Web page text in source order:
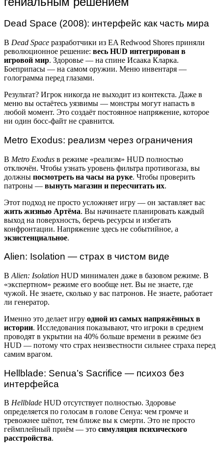
Dead Space (2008): интерфейс как часть мира
В Dead Space разработчики из EA Redwood Shores приняли
революционное решение: весь HUD интегрирован в
игровой мир. Здоровье — на спине Исаака Кларка.
Боеприпасы — на самом оружии. Меню инвентаря —
голограмма перед глазами.
Результат? Игрок никогда не выходит из контекста. Даже в
меню вы остаётесь уязвимы — монстры могут напасть в
любой момент. Это создаёт постоянное напряжение, которое
ни один босс-файт не сравнится.
Metro Exodus: реализм через ограничения
В Metro Exodus в режиме «реализм» HUD полностью
отключён. Чтобы узнать уровень фильтра противогаза, вы
должны посмотреть на часы на руке. Чтобы проверить
патроны — вынуть магазин и пересчитать их.
Этот подход не просто усложняет игру — он заставляет вас
жить жизнью Артёма. Вы начинаете планировать каждый
выход на поверхность, беречь ресурсы и избегать
конфронтации. Напряжение здесь не событийное, а
экзистенциальное.
Alien: Isolation — страх в чистом виде
В Alien: Isolation HUD минимален даже в базовом режиме. В
«экспертном» режиме его вообще нет. Вы не знаете, где
чужой. Не знаете, сколько у вас патронов. Не знаете, работает
ли генератор.
Именно это делает игру одной из самых напряжённых в
истории. Исследования показывают, что игроки в среднем
проводят в укрытии на 40% больше времени в режиме без
HUD — потому что страх неизвестности сильнее страха перед
самим врагом.
Hellblade: Senua’s Sacrifice — психоз без
интерфейса
В Hellblade HUD отсутствует полностью. Здоровье
определяется по голосам в голове Сенуа: чем громче и
тревожнее шёпот, тем ближе вы к смерти. Это не просто
геймплейный приём — это симуляция психического
расстройства.